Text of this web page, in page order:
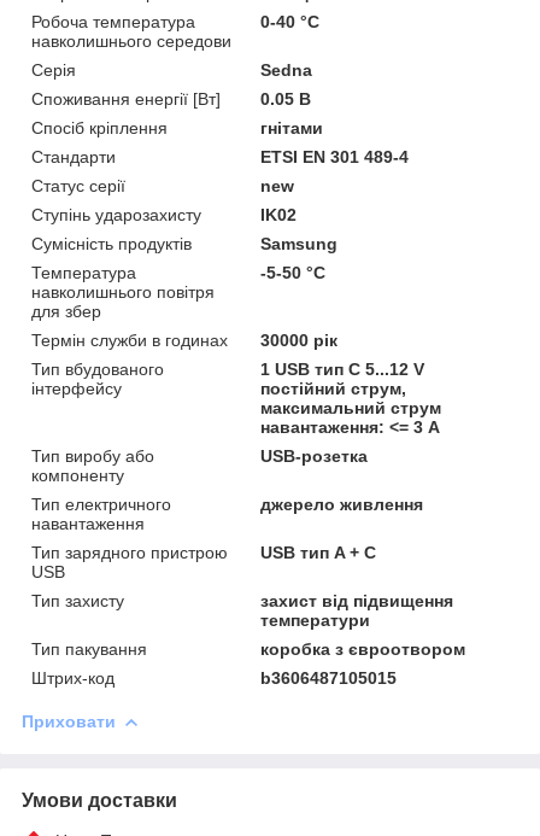
Робоча температура
навколишнього середови
0-40 °C
Серія
Sedna
Споживання енергії [Вт]
0.05 В
Спосіб кріплення
гнітами
Стандарти
ETSI EN 301 489-4
Статус серії
new
Ступінь ударозахисту
IK02
Сумісність продуктів
Samsung
Температура
навколишнього повітря
для збер
-5-50 °C
Термін служби в годинах
30000 рік
Тип вбудованого
інтерфейсу
1 USB тип C 5...12 V
постійний струм,
максимальний струм
навантаження: <= 3 A
Тип виробу або
компоненту
USB-розетка
Тип електричного
навантаження
джерело живлення
Тип зарядного пристрою
USB
USB тип A + C
Тип захисту
захист від підвищення
температури
Тип пакування
коробка з євроотвором
Штрих-код
b3606487105015
Приховати
Умови доставки